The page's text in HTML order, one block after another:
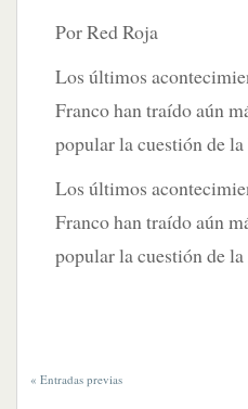
Por Red Roja
Los últimos
Franco han traído aún
popular la cuestión de
Los últimos
Franco han traído aún
popular la cuestión de
« Entradas previas